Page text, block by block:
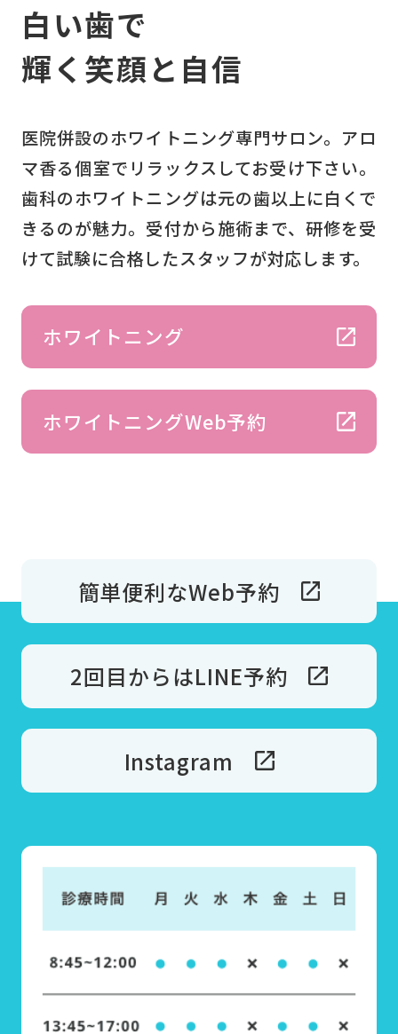
白い歯で
輝く笑顔と自信
医院併設のホワイトニング専門サロン。アロ
マ香る個室でリラックスしてお受け下さい。
歯科のホワイトニングは元の歯以上に白くで
きるのが魅力。受付から施術まで、研修を受
けて試験に合格したスタッフが対応します。
ホワイトニング
ホワイトニングWeb予約
簡単便利なWeb予約
2回目からはLINE予約
Instagram